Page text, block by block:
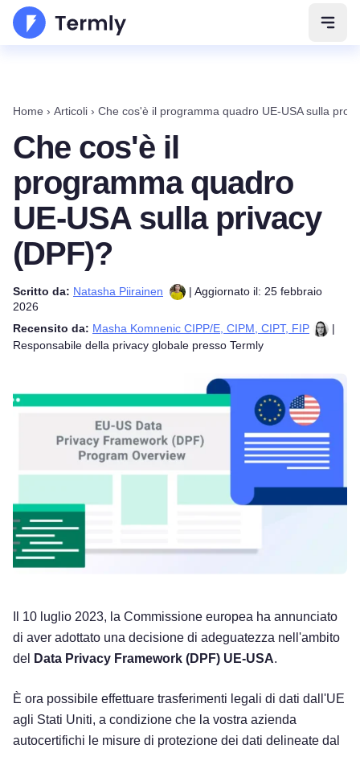
Apri
Home › Articoli › Che cos'è il programma quadro UE-USA sulla
Che cos'è il
programma quadro
UE-USA sulla privacy
(DPF)?
Scritto da: Natasha Piirainen
| Aggiornato il: 25 febbraio
2026
Recensito da: Masha Komnenic CIPP/E, CIPM, CIPT, FIP
|
Responsabile della privacy globale presso Termly
Il 10 luglio 2023, la Commissione europea ha annunciato
di aver adottato una decisione di adeguatezza nell'ambito
del
Data Privacy Framework (DPF) UE-USA.
È ora possibile effettuare trasferimenti legali di dati dall'UE
agli Stati Uniti, a condizione che la vostra azienda
autocertifichi le misure di protezione dei dati delineate dal